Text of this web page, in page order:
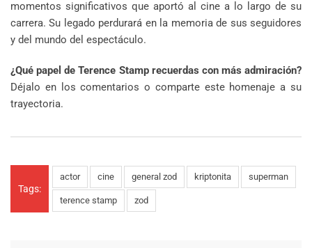
momentos significativos que aportó al cine a lo largo de su
carrera. Su legado perdurará en la memoria de sus seguidores
y del mundo del espectáculo.
¿Qué papel de Terence Stamp recuerdas con más admiración?
Déjalo en los comentarios o comparte este homenaje a su
trayectoria.
Tags:
actor cine general zod kriptonita superman
terence stamp zod